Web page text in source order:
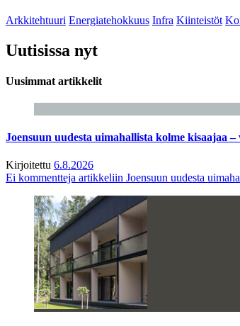
Arkkitehtuuri Energiatehokkuus Infra Kiinteistöt
Uutisissa nyt
Uusimmat artikkelit
Joensuun uudesta uimahallista kolme kisaajaa –
Kirjoitettu 6.8.2026
Ei kommentteja artikkeliin Joensuun uudesta